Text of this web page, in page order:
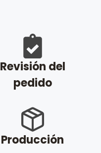
Revisión del
pedido
Producción